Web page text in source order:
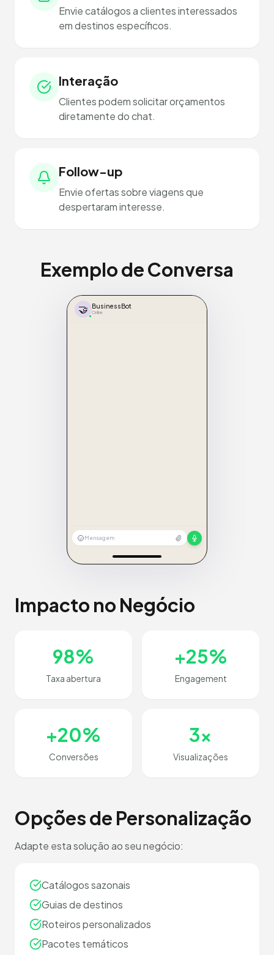
Envie catálogos a clientes interessados
em destinos específicos.
Interação
Clientes podem solicitar orçamentos
diretamente do chat.
Follow-up
Envie ofertas sobre viagens que
despertaram interesse.
Exemplo de Conversa
🤝 BusinessBot
Online
Mensagem
Impacto no Negócio
98%
Taxa abertura
+25%
Engagement
+20%
Conversões
3x
Visualizações
Opções de Personalização
Adapte esta solução ao seu negócio:
Catálogos sazonais
Guias de destinos
Roteiros personalizados
Pacotes temáticos